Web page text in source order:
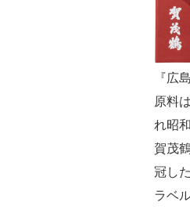
『広
原料
れ昭
賀茂
冠し
ラベ